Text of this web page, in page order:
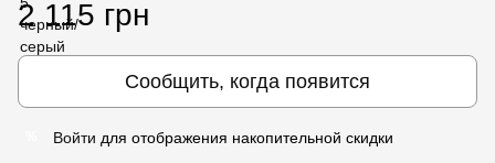
2 115 грн
Сообщить, когда появится
Войти для отображения накопительной скидки